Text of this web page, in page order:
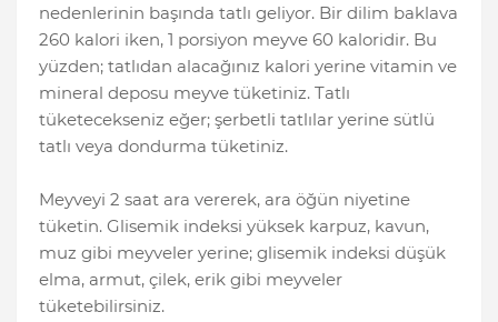
nedenlerinin başında tatlı geliyor. Bir dilim baklava
260 kalori iken, 1 porsiyon meyve 60 kaloridir. Bu
yüzden; tatlıdan alacağınız kalori yerine vitamin ve
mineral deposu meyve tüketiniz. Tatlı
tüketecekseniz eğer; şerbetli tatlılar yerine sütlü
tatlı veya dondurma tüketiniz.
Meyveyi 2 saat ara vererek, ara öğün niyetine
tüketin. Glisemik indeksi yüksek karpuz, kavun,
muz gibi meyveler yerine; glisemik indeksi düşük
elma, armut, çilek, erik gibi meyveler
tüketebilirsiniz.